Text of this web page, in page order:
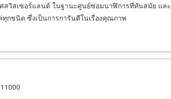
สวิสเซอร์แลนด์ ในฐานะศูนย์ซ่อมนาฬิการที่ทันสมัย และ
กชนิด ซึ่งเป็นการการันตีในเรื่องคุณภาพ